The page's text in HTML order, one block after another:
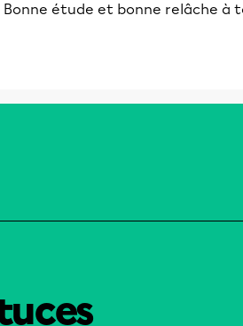
étude et bonne relâche à